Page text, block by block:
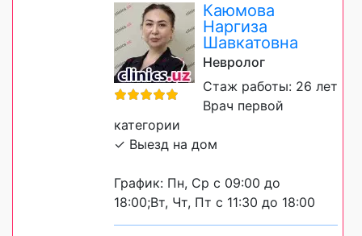
Каюмова
Наргиза
Шавкатовна
Невролог
Стаж работы: 26 лет
Врач первой
категории
✓ Выезд на дом
График: Пн, Ср с 09:00 до
18:00;Вт, Чт, Пт с 11:30 до 18:00